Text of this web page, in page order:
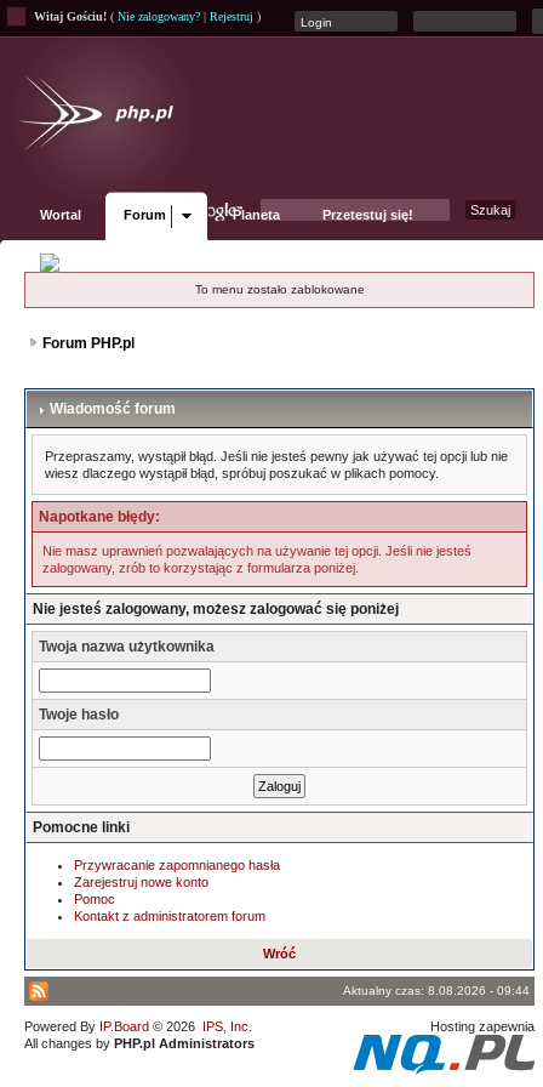
Witaj Gościu! ( Nie zalogowany? | Rejestruj )
Wortal Forum Planeta Przetestuj się!
To menu zostało zablokowane
Forum PHP.pl
Wiadomość forum
Przepraszamy, wystąpił błąd. Jeśli nie jesteś pewny jak używać tej opcji lub nie
wiesz dlaczego wystąpił błąd, spróbuj poszukać w plikach pomocy.
Napotkane błędy:
Nie masz uprawnień pozwalających na używanie tej opcji. Jeśli nie jesteś
zalogowany, zrób to korzystając z formularza poniżej.
Nie jesteś zalogowany, możesz zalogować się poniżej
Twoja nazwa użytkownika
Twoje hasło
Pomocne linki
Przywracanie zapomnianego hasła
Zarejestruj nowe konto
Pomoc
Kontakt z administratorem forum
Wróć
Aktualny czas: 8.08.2026 - 09:44
Powered By IP.Board © 2026 IPS, Inc
All changes by PHP.pl Administrators
Hosting zapewnia